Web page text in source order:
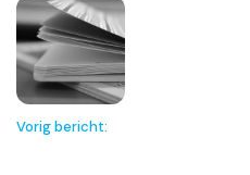
Vorig bericht: